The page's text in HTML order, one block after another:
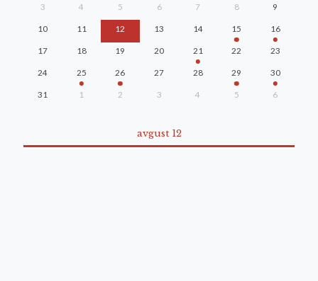
3 4 5 6 7 8 9
10 11 12 13 14 15 16
17 18 19 20 21 22 23
24 25 26 27 28 29 30
31 1 2 3 4 5 6
avgust 12